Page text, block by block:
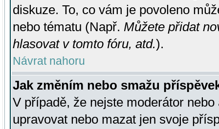
diskuze. To, co vám je povoleno
nebo tématu (Např. Můžete přidat
hlasovat v tomto fóru, atd.).
Návrat nahoru
Jak změním nebo smažu
V případě, že nejste moderátor
upravovat nebo mazat jen svoje